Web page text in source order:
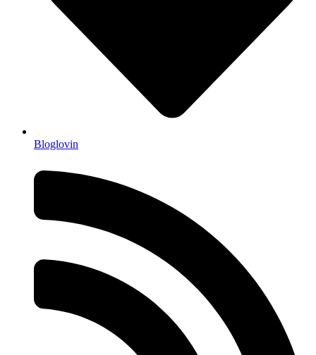
Bloglovin